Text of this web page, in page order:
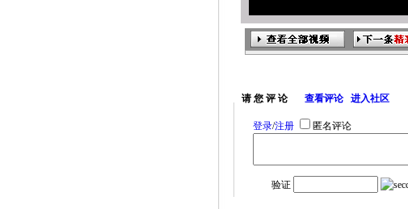
请 您 评 论 查看评论 进入社区
登录/注册 匿名评论
验证